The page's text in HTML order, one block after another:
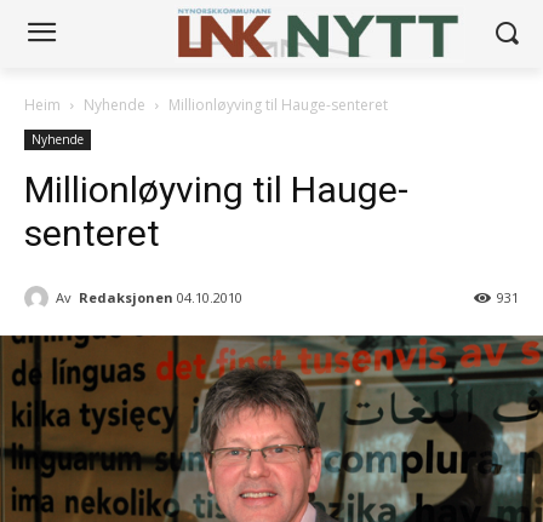
Heim Nyhende Millionløyving til Hauge-senteret
Nyhende
Millionløyving til Hauge-
senteret
Av Redaksjonen 04.10.2010 931